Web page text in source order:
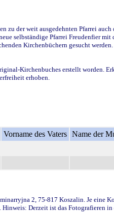
zu der weit ausgedehnten Pfarrei
selbständige Pfarrei Freudenfier
Kirchenbüchern gesucht
Kirchenbuches erstellt worden.
erhoben.
Vorname des Vaters Name der
2, 75-817 Koszalin. Je eine
Derzeit ist das Fotografieren